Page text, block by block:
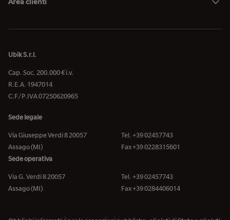
Ubik S.r.l.
Cap. Soc. 200.000 € i.v.
R.E.A. 1947014
C.F/P.IVA 07250620965
Sede legale
Via Giuseppe Verdi 8 20057
Assago (MI)
Tel. +39 02457743
Fax +39 0228315601
Sede operativa
Via G. Verdi 8 20057
Assago (MI)
Tel. +39 02457743
Fax +39 0284406014